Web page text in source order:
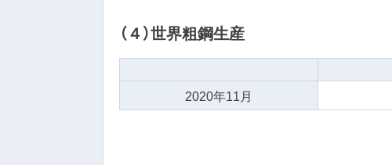
（４）世界粗鋼生産
2020年11月